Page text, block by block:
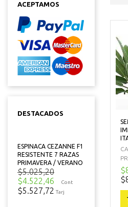
ACEPTAMOS
DESTACADOS
ESPINACA CEZANNE F1
RESISTENTE 7 RAZAS
PRIMAVERA / VERANO
$5.025,20
$4.522,46
Cont
$5.527,72 Tarj